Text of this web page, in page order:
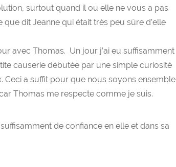
surtout quand il ou elle ne vous a pas
dit Jeanne qui était très peu sûre d’elle
avec Thomas. Un jour j’ai eu suffisamment
causerie débutée par une simple curiosité
Ceci a suffit pour que nous soyons ensemble
Thomas me respecte comme je suis.
de confiance en elle et dans sa